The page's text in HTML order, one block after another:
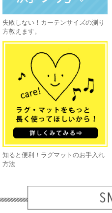
失敗しない！カーテンサイズの測り
方教えます。
知ると便利！ラグマットのお手入れ
方法